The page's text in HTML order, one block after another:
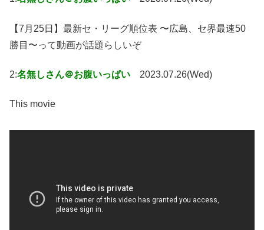
【7月25日】最新セ・リーグ順位表 〜広島、セ界最速50
勝目〜って動画が話題らしいぞ
2:名無しさん＠お腹いっぱい 2023.07.26(Wed)
This movie